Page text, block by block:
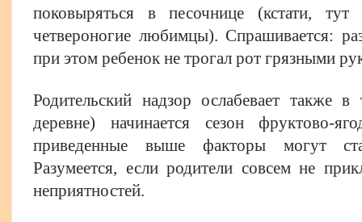
поковыряться в песочнице (кстати,
четвероногие любимцы). Спрашивается:
при этом ребенок не трогал рот грязными
Родительский надзор ослабевает также
деревне) начинается сезон фруктово-
приведенные выше факторы могут
Разумеется, если родители совсем не
неприятностей.